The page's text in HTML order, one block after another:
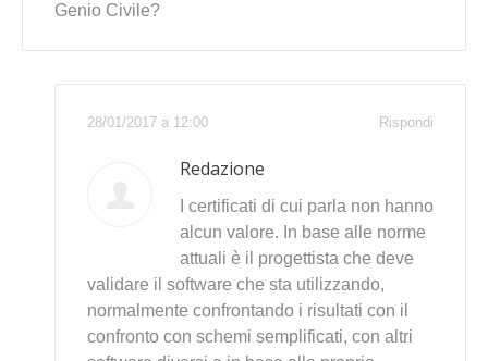
Genio Civile?
Rispondi
28/01/2017 a 12:00
Redazione
I certificati di cui parla non hanno
alcun valore. In base alle norme
attuali è il progettista che deve
validare il software che sta utilizzando,
normalmente confrontando i risultati con il
confronto con schemi semplificati, con altri